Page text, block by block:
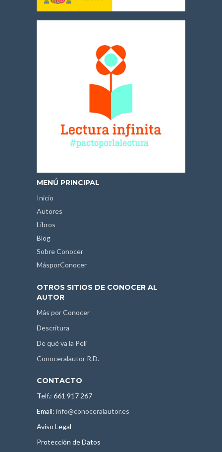
MENÚ PRINCIPAL
Inicio
Autores
Libros
Blog
Sobre Conocer
MásporConocer
OTROS SITIOS DE CONOCER AL
AUTOR
Más por Conocer
Descritura
De qué va la Peli
Conoceralautor R.D.
CONTACTO
Telf.: 661 917 267
Email: info@conoceralautor.es
Aviso Legal
Protección de Datos